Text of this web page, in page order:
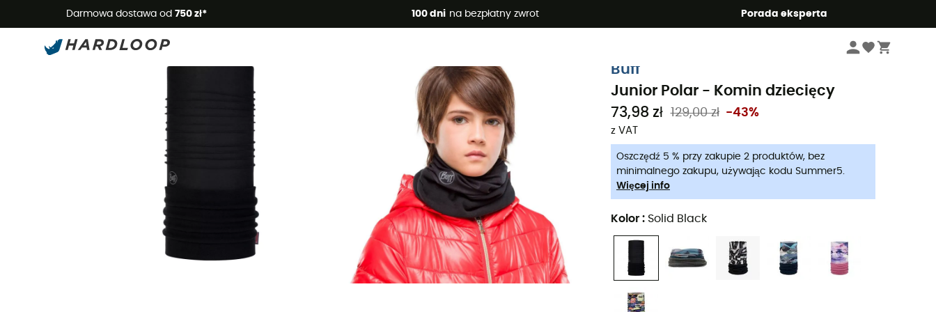
Darmowa dostawa od 750 zł* 100 dni na bezpłatny zwrot Porada eksperta
Letnie promocje 🔥 -5% DODATKOWO przy zakupie 2 produktów*, kod Summer5
Buff
Junior Polar - Komin dziecięcy
73,98 zł 129,00 zł -43%
z VAT
Oszczędź 5 % przy zakupie 2 produktów, bez
minimalnego zakupu, używając kodu Summer5.
Więcej info
Kolor : Solid Black